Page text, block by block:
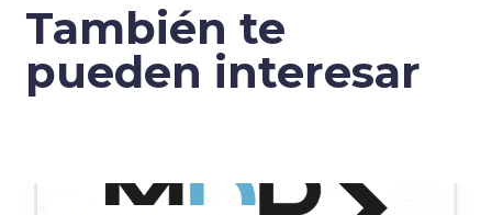
También te
pueden interesar